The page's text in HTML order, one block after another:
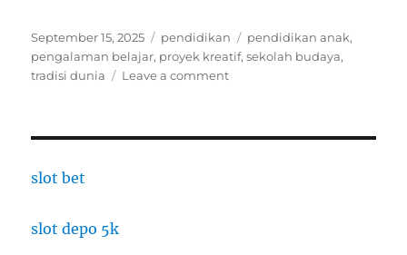
Posted
on
September 15, 2025 Categories
pendidikan Tags
pendidikan anak,
pengalaman belajar, proyek kreatif,sekolah budaya,
tradisi dunia
Leave a commenton
slot bet
slot depo 5k